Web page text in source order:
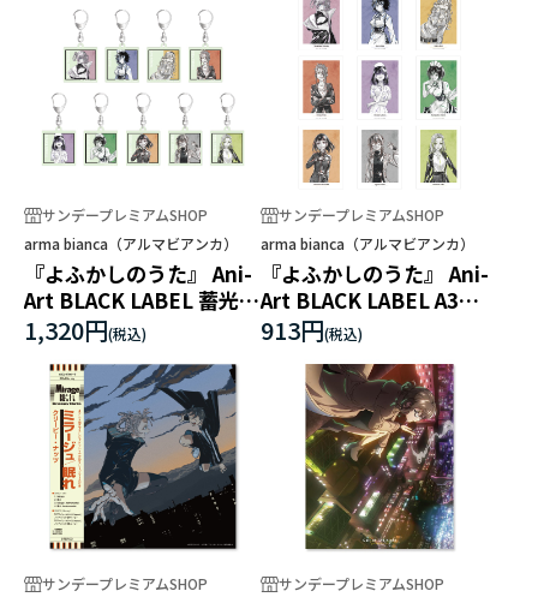
サンデープレミアムSHOP
arma bianca（アルマビアンカ）
『よふかしのうた』 Ani-
Art BLACK LABEL 蓄光ア
クリルキーホルダー
1,320円
サンデープレミアムSHOP
arma bianca（アルマビアンカ）
『よふかしのうた』 Ani-
Art BLACK LABEL A3マ
ット加工ポスター
913円
サンデープレミアムSHOP サンデープレミアムSHOP